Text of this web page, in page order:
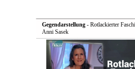
Gegendarstellung- Rotlackierter
Anni Sasek